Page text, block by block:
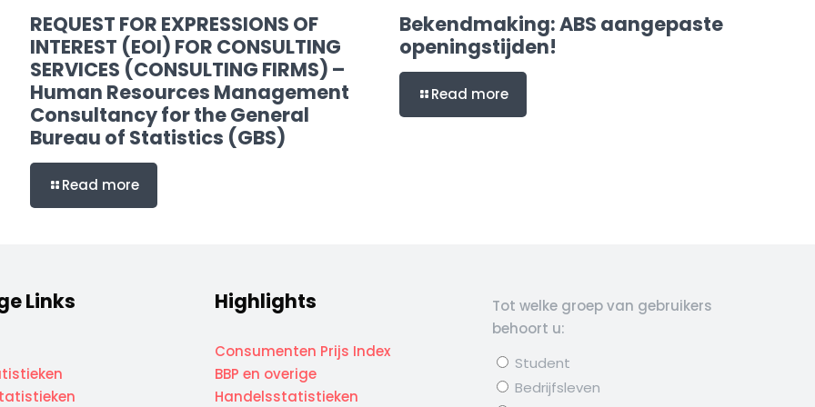
REQUEST FOR EXPRESSIONS OF
INTEREST (EOI) FOR CONSULTING
SERVICES (CONSULTING FIRMS) –
Human Resources Management
Consultancy for the General
Bureau of Statistics (GBS)
Read more
Bekendmaking: ABS aangepaste
openingstijden!
Read more
Links Highlights
Consumenten Prijs Index
BBP en overige
Handelsstatistieken
Tot welke groep van gebruikers
behoort u:
Student
Bedrijfsleven